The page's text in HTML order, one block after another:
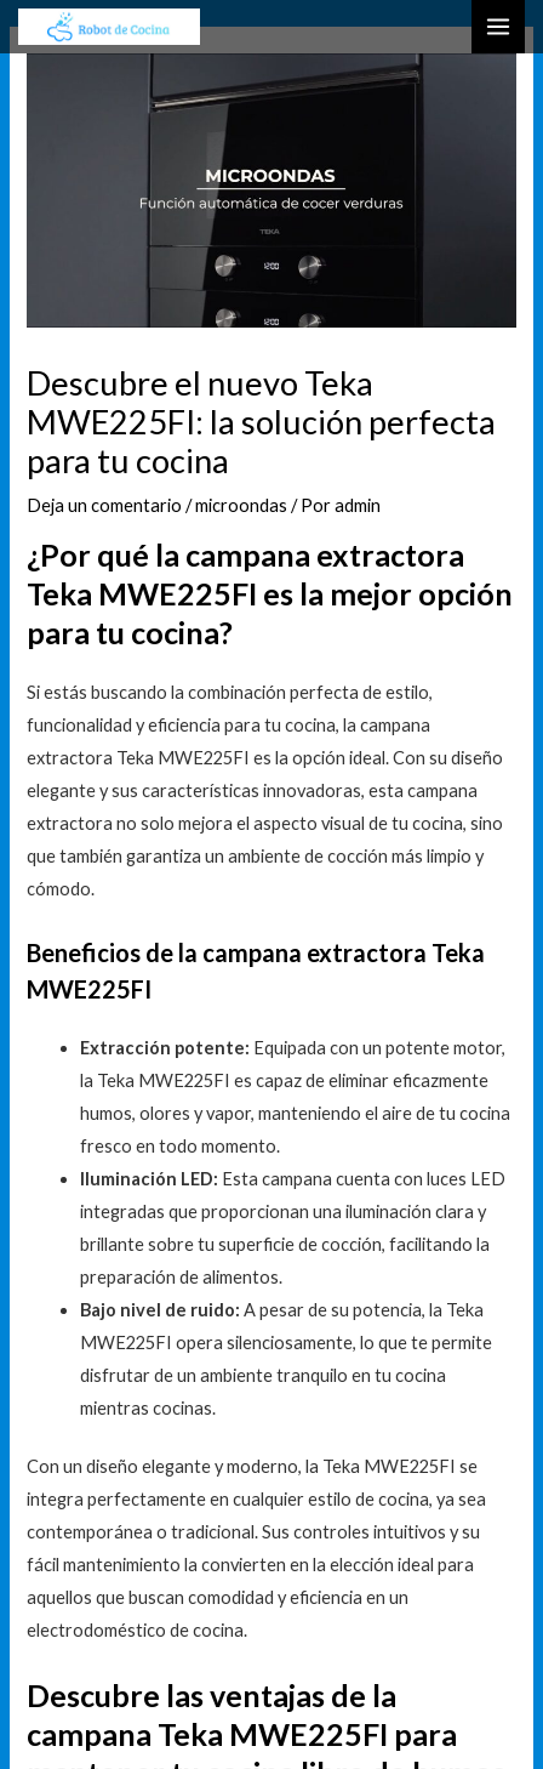
Descubre el nuevo Teka
MWE225FI: la solución perfecta
para tu cocina
Deja un comentario /microondas / Poradmin
¿Por qué la campana extractora
Teka MWE225FI es la mejor opción
para tu cocina?
Si estás buscando la combinación perfecta de estilo,
funcionalidad y eficiencia para tu cocina, la campana
extractora Teka MWE225FI es la opción ideal. Con su diseño
elegante y sus características innovadoras, esta campana
extractora no solo mejora el aspecto visual de tu cocina, sino
que también garantiza un ambiente de cocción más limpio y
cómodo.
Beneficios de la campana extractora Teka
MWE225FI
Extracción potente: Equipada con un potente motor,
la Teka MWE225FI es capaz de eliminar eficazmente
humos, olores y vapor, manteniendo el aire de tu cocina
fresco en todo momento.
Iluminación LED: Esta campana cuenta con luces LED
integradas que proporcionan una iluminación clara y
brillante sobre tu superficie de cocción, facilitando la
preparación de alimentos.
Bajo nivel de ruido: A pesar de su potencia, la Teka
MWE225FI opera silenciosamente, lo que te permite
disfrutar de un ambiente tranquilo en tu cocina
mientras cocinas.
Con un diseño elegante y moderno, la Teka MWE225FI se
integra perfectamente en cualquier estilo de cocina, ya sea
contemporánea o tradicional. Sus controles intuitivos y su
fácil mantenimiento la convierten en la elección ideal para
aquellos que buscan comodidad y eficiencia en un
electrodoméstico de cocina.
Descubre las ventajas de la
campana Teka MWE225FI para
Navegación
deu